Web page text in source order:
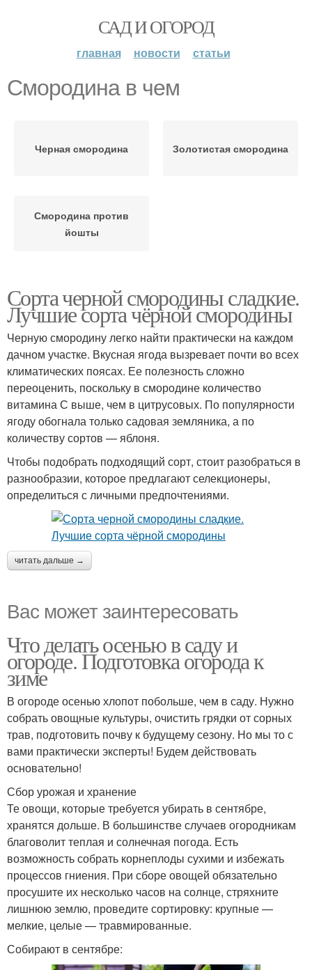
САД И ОГОРОД
главная новости статьи
Смородина в чем
Черная смородина Золотистая смородина
Смородина против
йошты
Сорта черной смородины сладкие.
Лучшие сорта чёрной смородины
Черную смородину легко найти практически на каждом
дачном участке. Вкусная ягода вызревает почти во всех
климатических поясах. Ее полезность сложно
переоценить, поскольку в смородине количество
витамина С выше, чем в цитрусовых. По популярности
ягоду обогнала только садовая земляника, а по
количеству сортов — яблоня.
Чтобы подобрать подходящий сорт, стоит разобраться в
разнообразии, которое предлагают селекционеры,
определиться с личными предпочтениями.
читать дальше →
Вас может заинтересовать
Что делать осенью в саду и
огороде. Подготовка огорода к
зиме
В огороде осенью хлопот побольше, чем в саду. Нужно
собрать овощные культуры, очистить грядки от сорных
трав, подготовить почву к будущему сезону. Но мы то с
вами практически эксперты! Будем действовать
основательно!
Сбор урожая и хранение
Те овощи, которые требуется убирать в сентябре,
хранятся дольше. В большинстве случаев огородникам
благоволит теплая и солнечная погода. Есть
возможность собрать корнеплоды сухими и избежать
процессов гниения. При сборе овощей обязательно
просушите их несколько часов на солнце, стряхните
лишнюю землю, проведите сортировку: крупные —
мелкие, целые — травмированные.
Собирают в сентябре: